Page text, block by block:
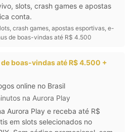
slots, crash games e apostas
conta.
crash games, apostas esportivas, e-
de boas-vindas até R$ 4.500
boas-vindas até R$ 4.500 +
online no Brasil
na Aurora Play
Aurora Play e receba até R$
em slots selecionados no